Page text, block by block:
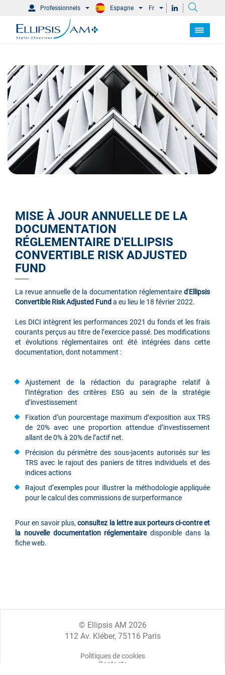
Professionnels Espagne Fr
MISE À JOUR ANNUELLE DE LA
DOCUMENTATION
RÉGLEMENTAIRE D'ELLIPSIS
CONVERTIBLE RISK ADJUSTED
FUND
La revue annuelle de la documentation réglementaire d'Ellipsis
Convertible Risk Adjusted Fund a eu lieu le 18 février 2022.
Les DICI intègrent les performances 2021 du fonds et les frais
courants perçus au titre de l’exercice passé. Des modifications
et évolutions réglementaires ont été intégrées dans cette
documentation, dont notamment :
Ajustement de la rédaction du paragraphe relatif à
l’Intégration des critères ESG au sein de la stratégie
d’investissement
Fixation d’un pourcentage maximum d’exposition aux TRS
de 20% avec une proportion attendue d’investissement
allant de 0% à 20% de l’actif net.
Précision du périmètre des sous-jacents autorisés sur les
TRS avec le rajout des paniers de titres individuels et des
indices actions
Rajout d’exemples pour illustrer la méthodologie appliquée
pour le calcul des commissions de surperformance
Pour en savoir plus,consultez la lettre aux porteurs ci-contre et
la nouvelle documentation réglementairedisponible dans la
fiche web.
© Ellipsis AM 2026
112 Av. Kléber, 75116 Paris
Politiques de cookies
Contacts